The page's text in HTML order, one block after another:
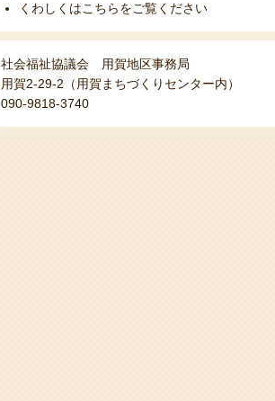
くわしくはこちらをご覧ください
社会福祉協議会 用賀地区事務局
用賀2-29-2（用賀まちづくりセンター内）
090-9818-3740